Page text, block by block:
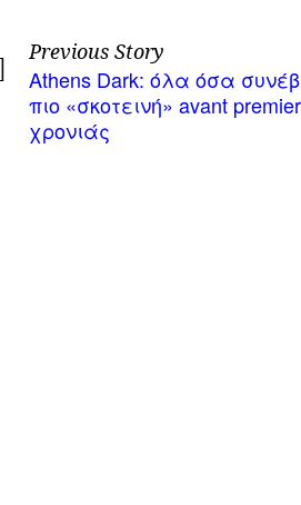
Previous Story
Athens Dark: όλα όσα
πιο «σκοτεινή» avant
χρονιάς